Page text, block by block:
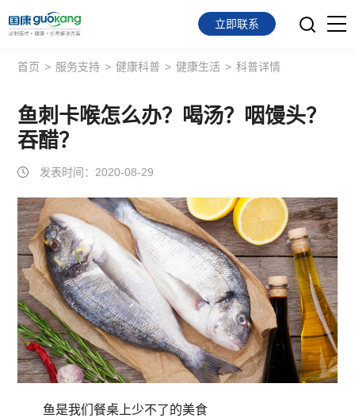
首页
面向会员
面向企业
关于我们
立即联系
首页 > 服务支持 > 健康科普 > 健康生活 > 科普详情
鱼刺卡喉怎么办？喝汤？咽馒头？
吞醋？
发表时间：2020-08-29
鱼是我们餐桌上少不了的美食